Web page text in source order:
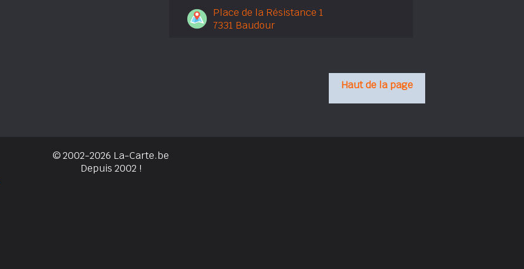
Place de la Résistance 1
7331 Baudour
Haut de la page
© 2002-2026 La-Carte.be
Depuis 2002 !